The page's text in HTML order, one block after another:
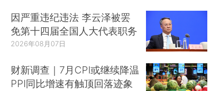
因严重违纪违法 李云泽被罢
免第十四届全国人大代表职务
2026年08月07日
财新调查｜7月CPI或继续降温
PPI同比增速有触顶回落迹象